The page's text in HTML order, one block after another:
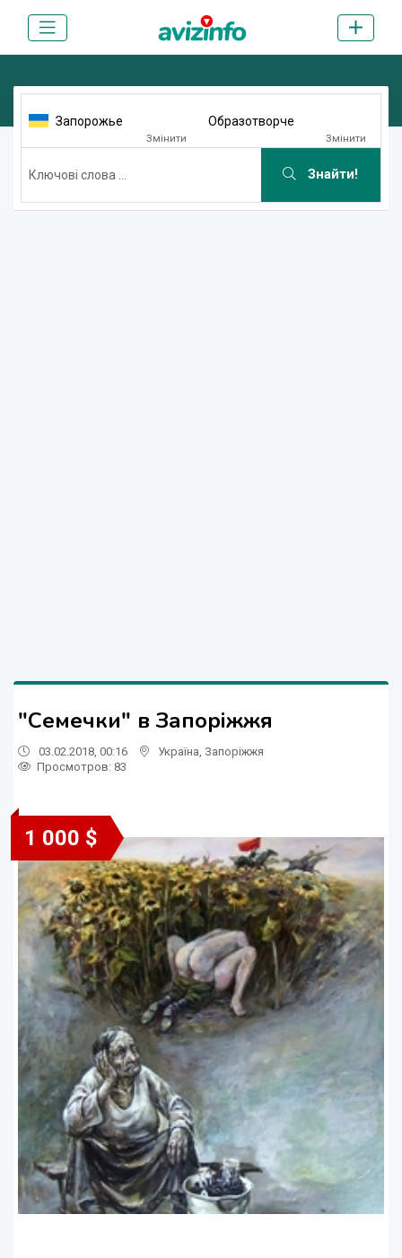
Запорожье
Змінити
Образотворче
Змінити
Знайти!
"Семечки" в Запоріжжя
03.02.2018, 00:16 Україна Запоріжжя
Просмотров: 83
1 000 $